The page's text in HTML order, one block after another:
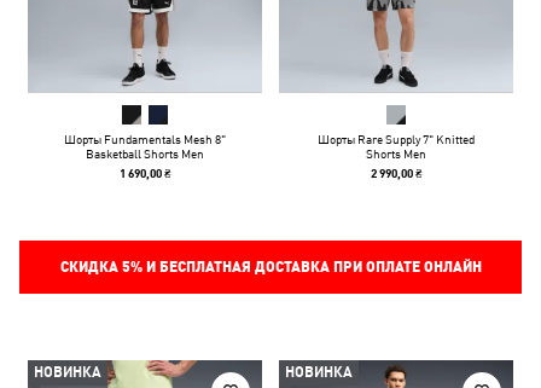
Шорты Fundamentals Mesh 8"
Basketball Shorts Men
1 690,00 ₴
Шорты Rare Supply 7" Knitted
Shorts Men
2 990,00 ₴
СКИДКА 5%И БЕСПЛАТНАЯ ДОСТАВКА ПРИ ОПЛАТЕ ОНЛАЙН
НОВИНКА НОВИНКА